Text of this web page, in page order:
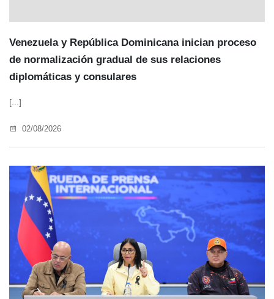
Venezuela y República Dominicana inician proceso
de normalización gradual de sus relaciones
diplomáticas y consulares
[...]
02/08/2026